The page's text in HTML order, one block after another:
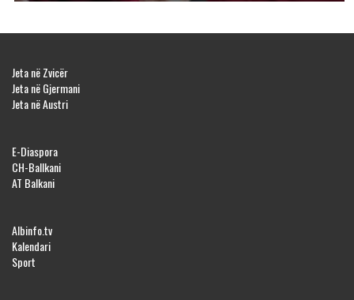
Jeta në Zvicër
Jeta në Gjermani
Jeta në Austri
E-Diaspora
CH-Ballkani
AT Balkani
Albinfo.tv
Kalendari
Sport